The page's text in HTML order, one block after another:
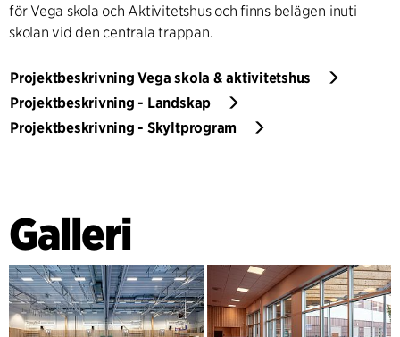
för Vega skola och Aktivitetshus och finns belägen inuti
skolan vid den centrala trappan.
Projektbeskrivning Vega skola & aktivitetshus
Projektbeskrivning - Landskap
Projektbeskrivning - Skyltprogram
Galleri